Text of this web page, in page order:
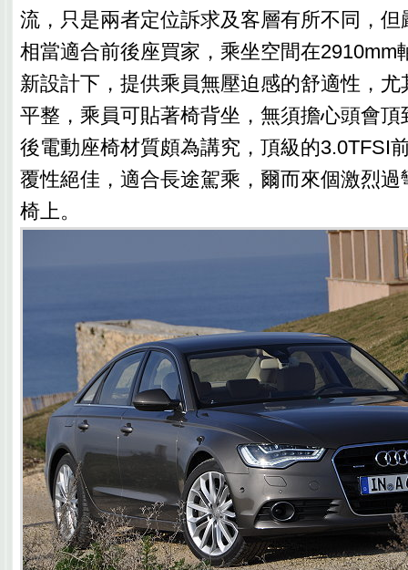
流，只是兩者定位訴求及客層有所不同，
相當適合前後座買家，乘坐空間在2910mm
新設計下，提供乘員無壓迫感的舒適性，
平整，乘員可貼著椅背坐，無須擔心頭會
後電動座椅材質頗為講究，頂級的3.0TFSI
覆性絕佳，適合長途駕乘，爾而來個激烈
椅上。